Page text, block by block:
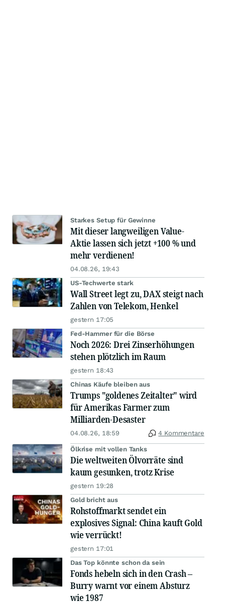
Starkes Setup für Gewinne
Mit dieser langweiligen Value-
Aktie lassen sich jetzt +100 % und
mehr verdienen!
04.08.26, 19:43
US-Techwerte stark
Wall Street legt zu, DAX steigt nach
Zahlen von Telekom, Henkel
gestern 17:05
Fed-Hammer für die Börse
Noch 2026: Drei Zinserhöhungen
stehen plötzlich im Raum
gestern 18:43
Chinas Käufe bleiben aus
Trumps "goldenes Zeitalter" wird
für Amerikas Farmer zum
Milliarden-Desaster
04.08.26, 18:59 4 Kommentare
Ölkrise mit vollen Tanks
Die weltweiten Ölvorräte sind
kaum gesunken, trotz Krise
gestern 19:28
Gold bricht aus
Rohstoffmarkt sendet ein
explosives Signal: China kauft Gold
wie verrückt!
gestern 17:01
Das Top könnte schon da sein
Fonds hebeln sich in den Crash –
Burry warnt vor einem Absturz
wie 1987